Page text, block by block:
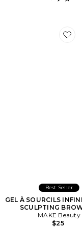
Best Seller
GEL À SOURCILS
SCULPTING
MAKE Beauty
$25